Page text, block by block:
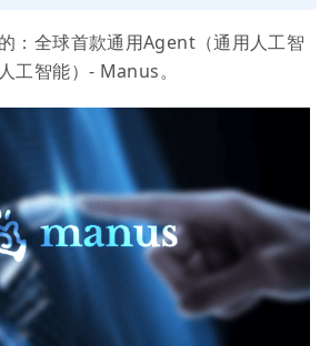
：全球首款通用Agent（通用人工智
工智能）- Manus。